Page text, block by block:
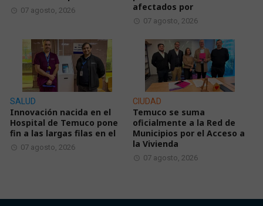
07 agosto, 2026
afectados por
07 agosto, 2026
SALUD
Innovación nacida en el
Hospital de Temuco pone
fin a las largas filas en el
07 agosto, 2026
CIUDAD
Temuco se suma
oficialmente a la Red de
Municipios por el Acceso a
la Vivienda
07 agosto, 2026